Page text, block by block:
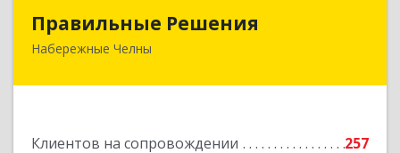
Правильные Решения
Набережные Челны
Клиентов на сопровождении
257
423832, Татарстан Респ, Набережные Челны г,